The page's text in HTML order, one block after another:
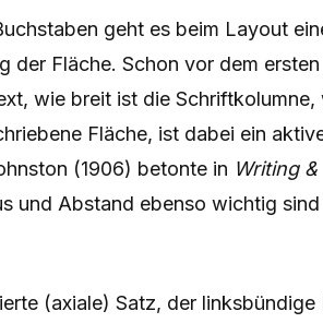
geht es beim Layout
der Fläche. Schon vor dem
wie breit ist die Schriftkolumne,
Fläche, ist dabei ein
(1906) betonte in Writing &
und Abstand ebenso wichtig
(axiale) Satz, der linksbündige